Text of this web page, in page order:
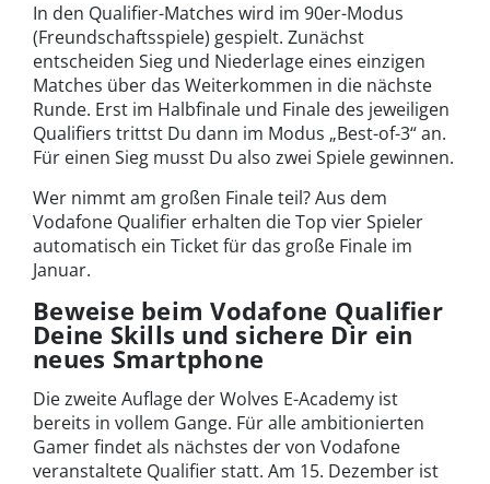
In den Qualifier-Matches wird im 90er-Modus
(Freundschaftsspiele) gespielt. Zunächst
entscheiden Sieg und Niederlage eines einzigen
Matches über das Weiterkommen in die nächste
Runde. Erst im Halbfinale und Finale des jeweiligen
Qualifiers trittst Du dann im Modus „Best-of-3“ an.
Für einen Sieg musst Du also zwei Spiele gewinnen.
Wer nimmt am großen Finale teil? Aus dem
Vodafone Qualifier erhalten die Top vier Spieler
automatisch ein Ticket für das große Finale im
Januar.
Beweise beim Vodafone Qualifier
Deine Skills und sichere Dir ein
neues Smartphone
Die zweite Auflage der Wolves E-Academy ist
bereits in vollem Gange. Für alle ambitionierten
Gamer findet als nächstes der von Vodafone
veranstaltete Qualifier statt. Am 15. Dezember ist